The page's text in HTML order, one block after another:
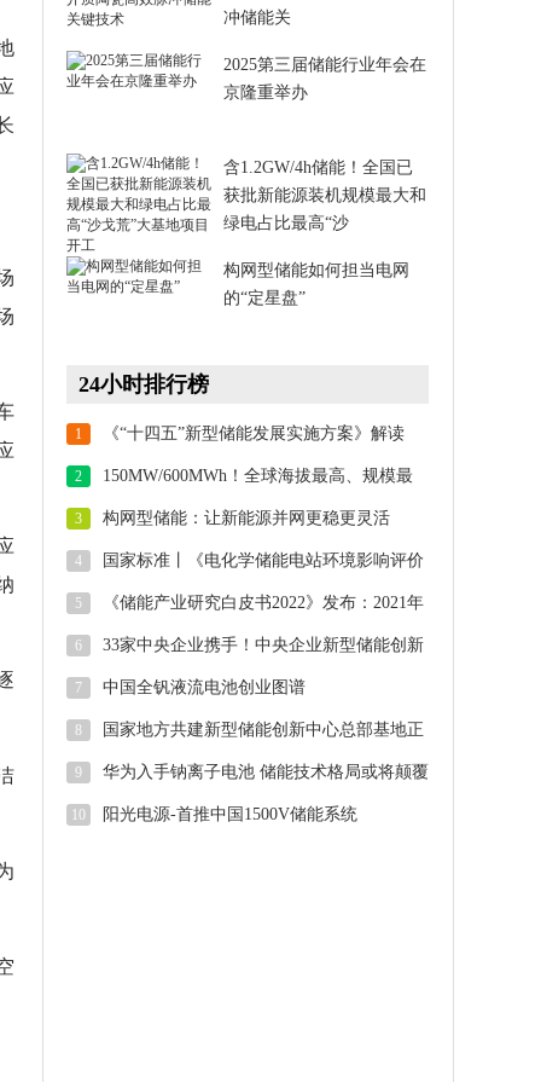
冲储能关
2025第三届储能行业年会在
京隆重举办
含1.2GW/4h储能！全国已
获批新能源装机规模最大和
绿电占比最高“沙
构网型储能如何担当电网
的“定星盘”
24小时排行榜
1 《“十四五”新型储能发展实施方案》解读
2
150MW/600MWh！全球海拔最高、规模最
3 构网型储能：让新能源并网更稳更灵活
4
国家标准丨《电化学储能电站环境影响评价
5
《储能产业研究白皮书2022》发布：2021年
6
33家中央企业携手！中央企业新型储能创新
7 中国全钒液流电池创业图谱
8
国家地方共建新型储能创新中心总部基地正
9 华为入手钠离子电池 储能技术格局或将颠覆
10 阳光电源-首推中国1500V储能系统